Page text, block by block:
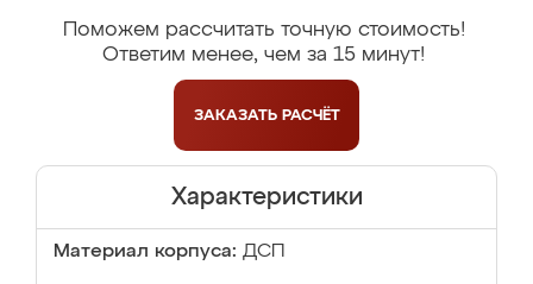
Поможем рассчитать точную стоимость!
Ответим менее, чем за 15 минут!
ЗАКАЗАТЬ РАСЧЁТ
Характеристики
Материал корпуса: ДСП